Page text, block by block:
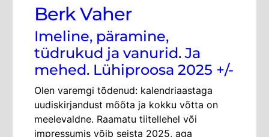
Berk Vaher
Imeline, päramine,
tüdrukud ja vanurid. Ja
mehed. Lühiproosa 2025 +/-
Olen varemgi tõdenud: kalendriaastaga
uudiskirjandust mõõta ja kokku võtta on
meelevaldne. Raamatu tiitellehel või
impressumis võib seista 2025, aga